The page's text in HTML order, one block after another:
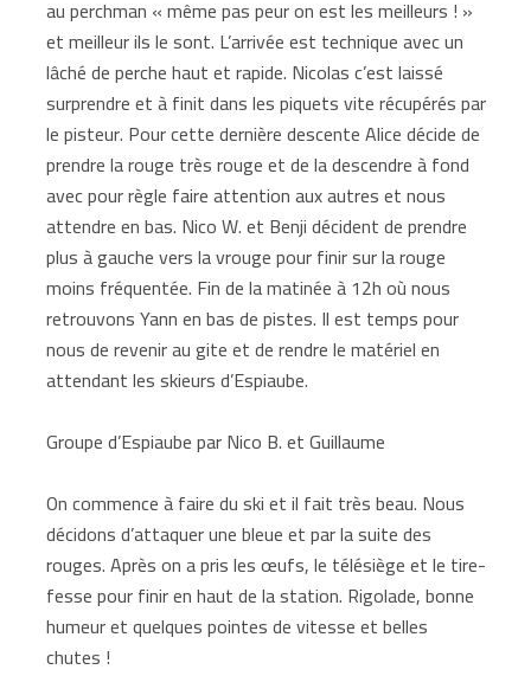
au perchman « même pas peur on est les meilleurs ! »
et meilleur ils le sont. L’arrivée est technique avec un
lâché de perche haut et rapide. Nicolas c’est laissé
surprendre et à finit dans les piquets vite récupérés par
le pisteur. Pour cette dernière descente Alice décide de
prendre la rouge très rouge et de la descendre à fond
avec pour règle faire attention aux autres et nous
attendre en bas. Nico W. et Benji décident de prendre
plus à gauche vers la vrouge pour finir sur la rouge
moins fréquentée. Fin de la matinée à 12h où nous
retrouvons Yann en bas de pistes. Il est temps pour
nous de revenir au gite et de rendre le matériel en
attendant les skieurs d’Espiaube.
Groupe d’Espiaube par Nico B. et Guillaume
On commence à faire du ski et il fait très beau. Nous
décidons d’attaquer une bleue et par la suite des
rouges. Après on a pris les œufs, le télésiège et le tire-
fesse pour finir en haut de la station. Rigolade, bonne
humeur et quelques pointes de vitesse et belles
chutes !